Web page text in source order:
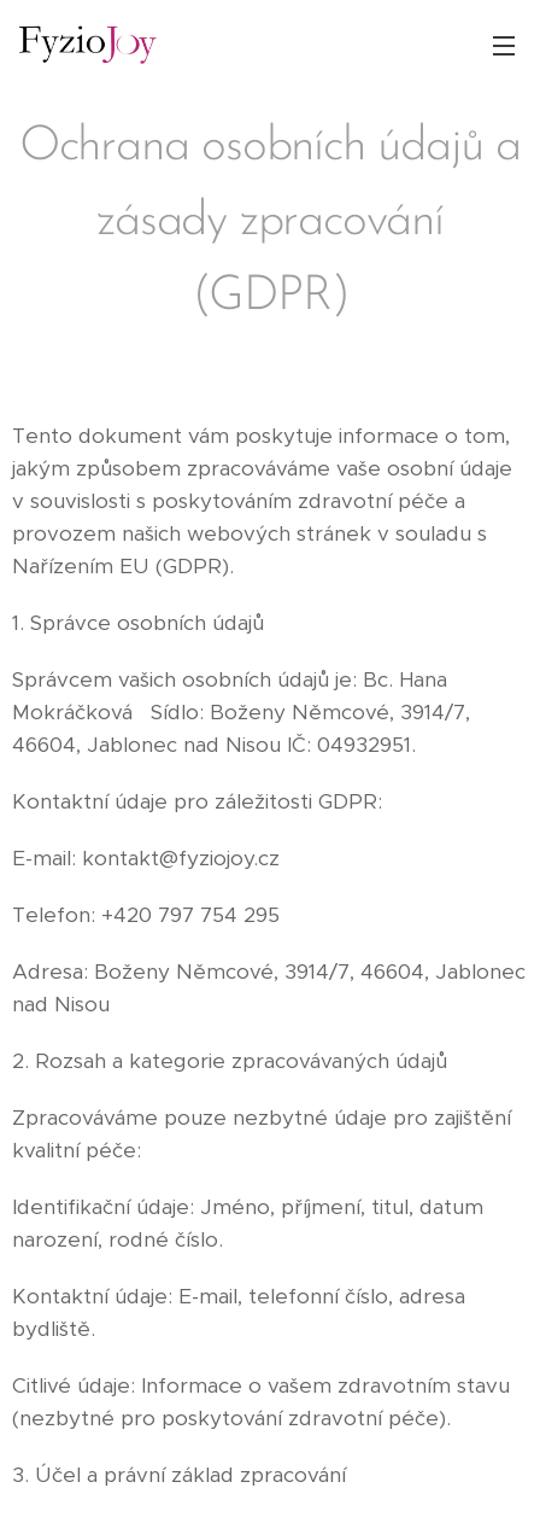
Ochrana osobních údajů a
zásady zpracování
(GDPR)
Tento dokument vám poskytuje informace o tom,
jakým způsobem zpracováváme vaše osobní údaje
v souvislosti s poskytováním zdravotní péče a
provozem našich webových stránek v souladu s
Nařízením EU (GDPR).
1. Správce osobních údajů
Správcem vašich osobních údajů je: Bc. Hana
Mokráčková Sídlo: Boženy Němcové, 3914/7,
46604, Jablonec nad Nisou IČ: 04932951.
Kontaktní údaje pro záležitosti GDPR:
E-mail: kontakt@fyziojoy.cz
Telefon: +420 797 754 295
Adresa: Boženy Němcové, 3914/7, 46604, Jablonec
nad Nisou
2. Rozsah a kategorie zpracovávaných údajů
Zpracováváme pouze nezbytné údaje pro zajištění
kvalitní péče:
Identifikační údaje: Jméno, příjmení, titul, datum
narození, rodné číslo.
Kontaktní údaje: E-mail, telefonní číslo, adresa
bydliště.
Citlivé údaje: Informace o vašem zdravotním stavu
(nezbytné pro poskytování zdravotní péče).
3. Účel a právní základ zpracování